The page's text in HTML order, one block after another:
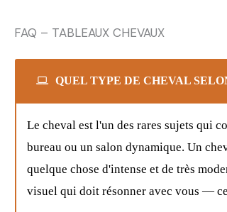
FAQ – TABLEAUX CHEVAUX
QUEL TYPE DE CHEVAL
Le cheval est l'un des rares sujets qui
bureau ou un salon dynamique. Un
quelque chose d'intense et de très
visuel qui doit résonner avec vous —